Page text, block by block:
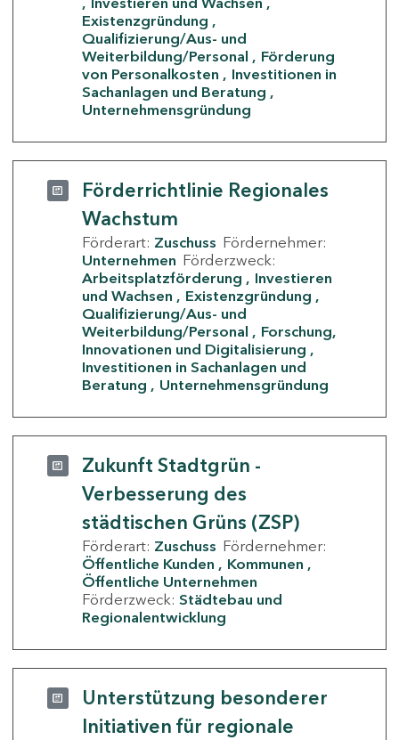
Existenzgründung
Qualifizierung/Aus- und
Weiterbildung/Personal
Förderung
von Personalkosten
Investitionen in
Sachanlagen und Beratung
Unternehmensgründung
Förderrichtlinie Regionales
Wachstum
Förderart: Zuschuss Fördernehmer:
Unternehmen Förderzweck:
Arbeitsplatzförderung
Investieren
und Wachsen
Existenzgründung
Qualifizierung/Aus- und
Weiterbildung/Personal
Forschung,
Innovationen und Digitalisierung
Investitionen in Sachanlagen und
Beratung
Unternehmensgründung
Zukunft Stadtgrün -
Verbesserung des
städtischen Grüns (ZSP)
Förderart: Zuschuss Fördernehmer:
Öffentliche Kunden
Kommunen
Öffentliche Unternehmen
Förderzweck: Städtebau und
Regionalentwicklung
Unterstützung besonderer
Initiativen für regionale